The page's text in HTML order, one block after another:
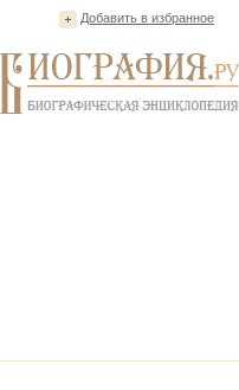
Добавить в избранное